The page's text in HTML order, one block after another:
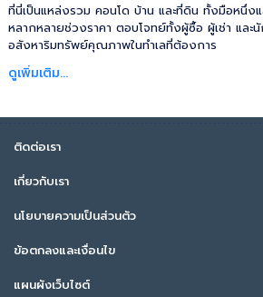
ที่นี่เป็นแหล่งรวม คอนโด บ้าน และที่ดิน ทั้งมือหนึ่ง
หลากหลายช่วงราคา ตอบโจทย์ทั้งผู้ซื้อ ผู้เช่า และ
อสังหาริมทรัพย์คุณภาพในทำเลที่ต้องการ
ดูเพิ่มเติม...
ติดต่อเรา
เกี่ยวกับเรา
นโยบายความเป็นส่วนตัว
ข้อตกลงและเงื่อนไข
แผนผังเว็บไซต์